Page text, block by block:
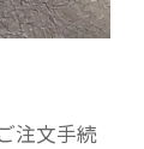
注文手続